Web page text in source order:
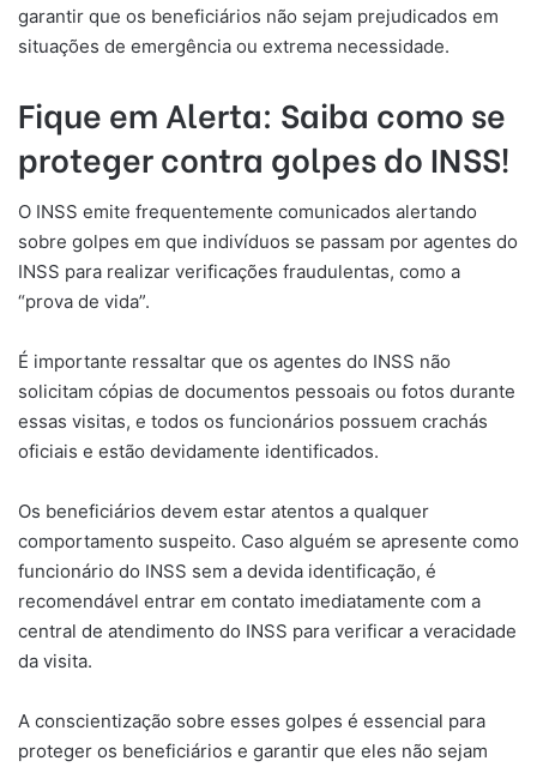
garantir que os beneficiários não sejam prejudicados em
situações de emergência ou extrema necessidade.
Fique em Alerta: Saiba como se
proteger contra golpes do INSS!
O INSS emite frequentemente comunicados alertando
sobre golpes em que indivíduos se passam por agentes do
INSS para realizar verificações fraudulentas, como a
“prova de vida”.
É importante ressaltar que os agentes do INSS não
solicitam cópias de documentos pessoais ou fotos durante
essas visitas, e todos os funcionários possuem crachás
oficiais e estão devidamente identificados.
Os beneficiários devem estar atentos a qualquer
comportamento suspeito. Caso alguém se apresente como
funcionário do INSS sem a devida identificação, é
recomendável entrar em contato imediatamente com a
central de atendimento do INSS para verificar a veracidade
da visita.
A conscientização sobre esses golpes é essencial para
proteger os beneficiários e garantir que eles não sejam